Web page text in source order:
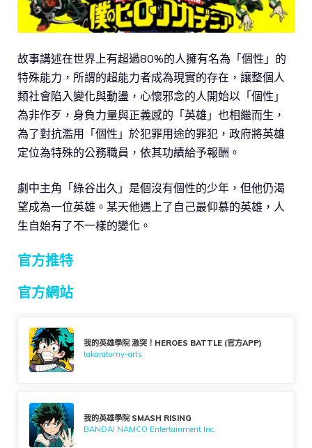
故事講述在世界上有超過80%的人擁有名為「個性」的
特殊能力，所謂的超能力者成為現實的存在，讓整個人
類社會陷入變化與動盪，心懷邪念的人開始以「個性」
為非作歹，身負力量與正義感的「英雄」也相繼而生，
為了對抗濫用「個性」於犯罪用途的罪犯，政府將英雄
定位為特殊的公務職員，依其功績給予報酬。
劇中主角「綠谷出久」是個沒有個性的少年，但他仍渴
望成為一位英雄。某天他遇上了自己最仰慕的英雄，人
生自始有了不一樣的變化。
官方推特
官方網站
我的英雄學院 激突！HEROES BATTLE (官方APP)
takaratomy-arts
我的英雄學院 SMASH RISING
BANDAI NAMCO Entertainment Inc.